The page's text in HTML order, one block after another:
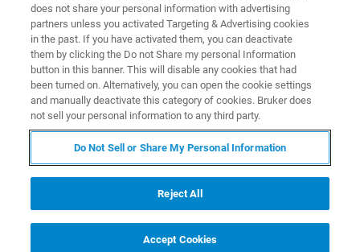
凹凸のある試料では、スペクトルが測定された地点での
局所的な形状を把握することは困難です。定量結果を改
善するためのアプローチの1つは、試料を回転させて複数
のスペクトルを測定することです。これにより、試料形
状が定量に及ぼす影響が薄れ、化学量論的濃度に近い結
果が得られます。
図1は、凹凸のある三元系合金試料の2次電子像を示し
ています。試料は認証された標準物質で、認証値は質量%
で元素A：33.4%、元素B：41.3%、元素C：25.3%となっ
ています。組成を評価するために、表面の5点でスペクト
ルを測定しました（図1a）。次に、試料を180°回転さ
せ、ほぼ同じ5点でスペクトルを測定しました（図1b）。
平均したスペクトルから得られた組成は元素A：33.5 %、
does not share your personal information with advertising
partners unless you activated Targeting & Advertising cookies
in the past. If you have activated them, you can deactivate
them by clicking the Do not Share my personal Information
button in this banner. This will disable any cookies that had
been turned on. Alternatively, you can open the cookie settings
and manually deactivate this category of cookies. Bruker does
not sell your personal information to any third party.
Do Not Sell or Share My Personal Information
Reject All
Accept Cookies